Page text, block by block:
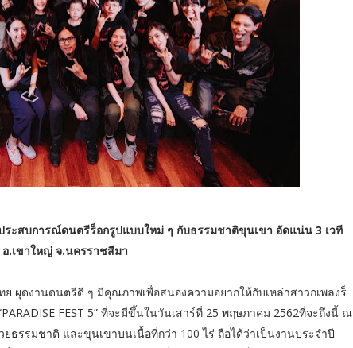
ระสบการณ์ดนตรีร็อกรูปแบบใหม่ ๆ กับธรรมชาติขุนเขา อัดแน่น 3 เวที
อ.เขาใหญ่ จ.นครราชสีมา
ผุดงานดนตรีดี ๆ มีคุณภาพเพื่อสนองความอยากให้กับเหล่าสาวกเพลงร็
FEST 5” ที่จะมีขึ้นในวันเสาร์ที่ 25 พฤษภาคม 2562ที่จะถึงนี้ ณ
ธรรมชาติ และขุนเขาบนเนื้อที่กว่า 100 ไร่ ถือได้ว่าเป็นงานประจำปี